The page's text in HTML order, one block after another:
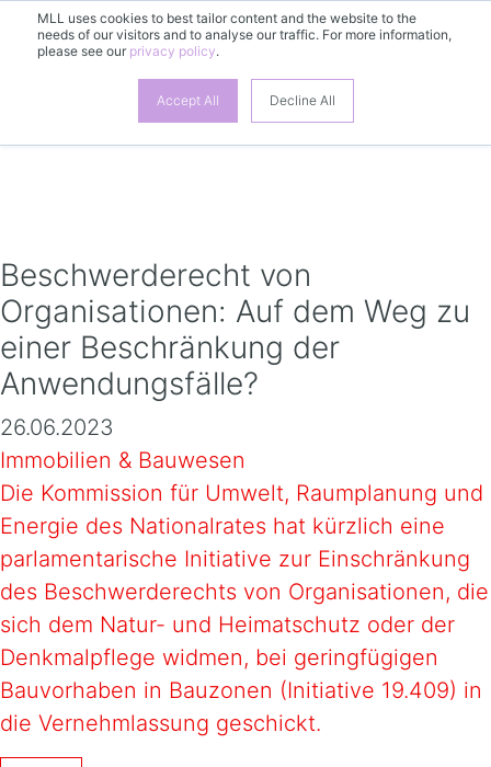
MLL uses cookies to best tailor content and the website to the
needs of our visitors and to analyse our traffic. For more information,
please see our privacy policy.
Accept All Decline All
Beschwerderecht von
Organisationen: Auf dem Weg zu
einer Beschränkung der
Anwendungsfälle?
26.06.2023
Immobilien & Bauwesen
Die Kommission für Umwelt, Raumplanung und
Energie des Nationalrates hat kürzlich eine
parlamentarische Initiative zur Einschränkung
des Beschwerderechts von Organisationen, die
sich dem Natur- und Heimatschutz oder der
Denkmalpflege widmen, bei geringfügigen
Bauvorhaben in Bauzonen (Initiative 19.409) in
die Vernehmlassung geschickt.